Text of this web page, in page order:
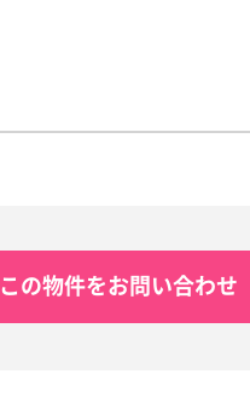
この物件をお問い合わせ